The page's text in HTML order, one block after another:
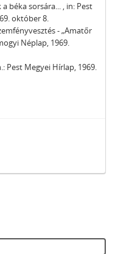
béka sorsára... , in: Pest
október 8.
- „Amatőr
Néplap, 1969.
Pest Megyei Hírlap, 1969.